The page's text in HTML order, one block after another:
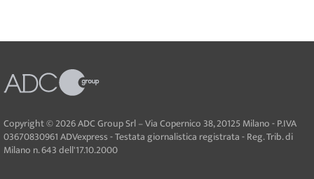
Copyright © 2026 ADC Group Srl – Via Copernico 38, 20125 Milano - P.IVA
03670830961 ADVexpress - Testata giornalistica registrata - Reg. Trib. di
Milano n. 643 dell'17.10.2000